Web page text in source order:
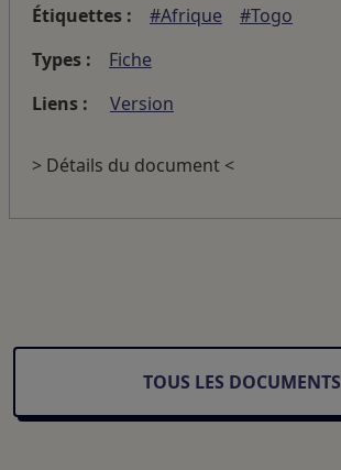
Étiquettes : #Afrique
#Togo
Types :
Fiche
Liens :
Version
> Détails du document <
TOUS LES DOCUMENTS